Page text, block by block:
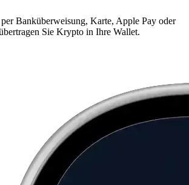
Banküberweisung, Karte, Apple Pay oder
Sie Krypto in Ihre Wallet.